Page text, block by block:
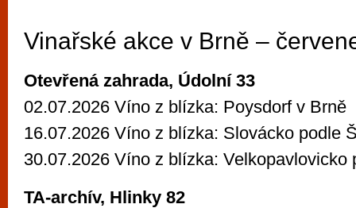
Vinařské akce v Brně –
Otevřená zahrada, Údolní 33
02.07.2026 Víno z blízka: Poysdorf v Brně
16.07.2026 Víno z blízka: Slovácko podle
30.07.2026 Víno z blízka: Velkopavlovicko
TA-archív, Hlinky 82